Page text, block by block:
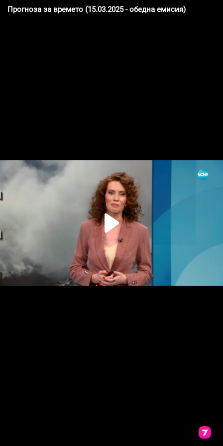
Прогноза за времето (15.03.2025 - обедна емисия)